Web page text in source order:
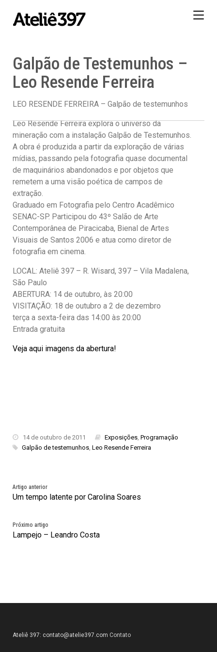
Galpão de Testemunhos –
Leo Resende Ferreira
LEO RESENDE FERREIRA – Galpão de testemunhos
Leo Resende Ferreira explora o universo da
mineração com a instalação Galpão de Testemunhos.
A obra é produzida a partir da exploração de várias
mídias, passando pela fotografia quase documental
de maquinários abandonados e por objetos que
remetem a uma visão poética de campos de
extração.
Graduado em Fotografia pelo Centro Acadêmico
SENAC-SP. Participou do 43º Salão de Arte
Contemporânea de Piracicaba, Bienal de Artes
Visuais de Santos 2006 e atua como diretor de
fotografia em cinema.
LOCAL: Ateliê 397 – R. Wisard, 397 – Vila Madalena,
São Paulo
ABERTURA: 14 de outubro, às 20:00
VISITAÇÃO: 18 de outubro a 2 de dezembro
terça a sexta-feira das 14:00 às 20:00
Entrada gratuita
Veja aqui imagens da abertura!
14 de outubro de 2011 Exposições ,Programação
Galpão de testemunhos ,Leo Resende Ferreira
Artigo anterior
Um tempo latente por Carolina Soares
Próximo artigo
Lampejo – Leandro Costa
Ateliê 397: contato@atelie397.com Contato